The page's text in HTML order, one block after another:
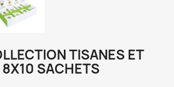
TISANES ET
SACHETS